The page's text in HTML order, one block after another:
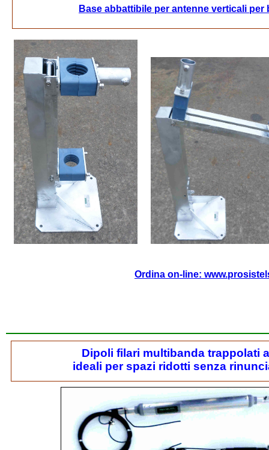
Base abbattibile per antenne verticali per
Dipoli filari multibanda trappolati
ideali per spazi ridotti senza
Ordina on-line: